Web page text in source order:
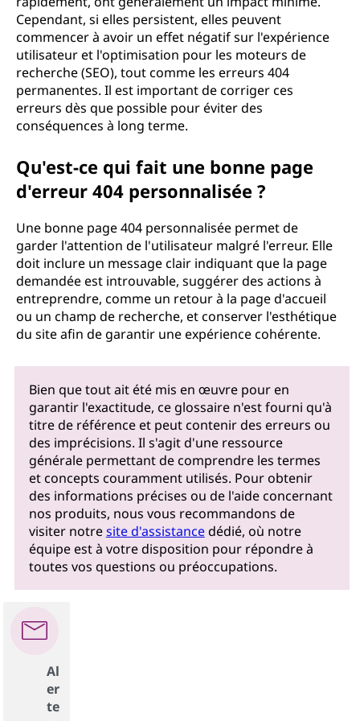
Cependant, si elles persistent, elles peuvent
commencer à avoir un effet négatif sur l'expérience
utilisateur et l'optimisation pour les moteurs de
recherche (SEO), tout comme les erreurs 404
permanentes. Il est important de corriger ces
erreurs dès que possible pour éviter des
conséquences à long terme.
Qu'est-ce qui fait une bonne page
d'erreur 404 personnalisée ?
Une bonne page 404 personnalisée permet de
garder l'attention de l'utilisateur malgré l'erreur. Elle
doit inclure un message clair indiquant que la page
demandée est introuvable, suggérer des actions à
entreprendre, comme un retour à la page d'accueil
ou un champ de recherche, et conserver l'esthétique
du site afin de garantir une expérience cohérente.
Bien que tout ait été mis en œuvre pour en
garantir l'exactitude, ce glossaire n'est fourni qu'à
titre de référence et peut contenir des erreurs ou
des imprécisions. Il s'agit d'une ressource
générale permettant de comprendre les termes
et concepts couramment utilisés. Pour obtenir
des informations précises ou de l'aide concernant
nos produits, nous vous recommandons de
visiter notresite d'assistancedédié, où notre
équipe est à votre disposition pour répondre à
toutes vos questions ou préoccupations.
Al
er
te